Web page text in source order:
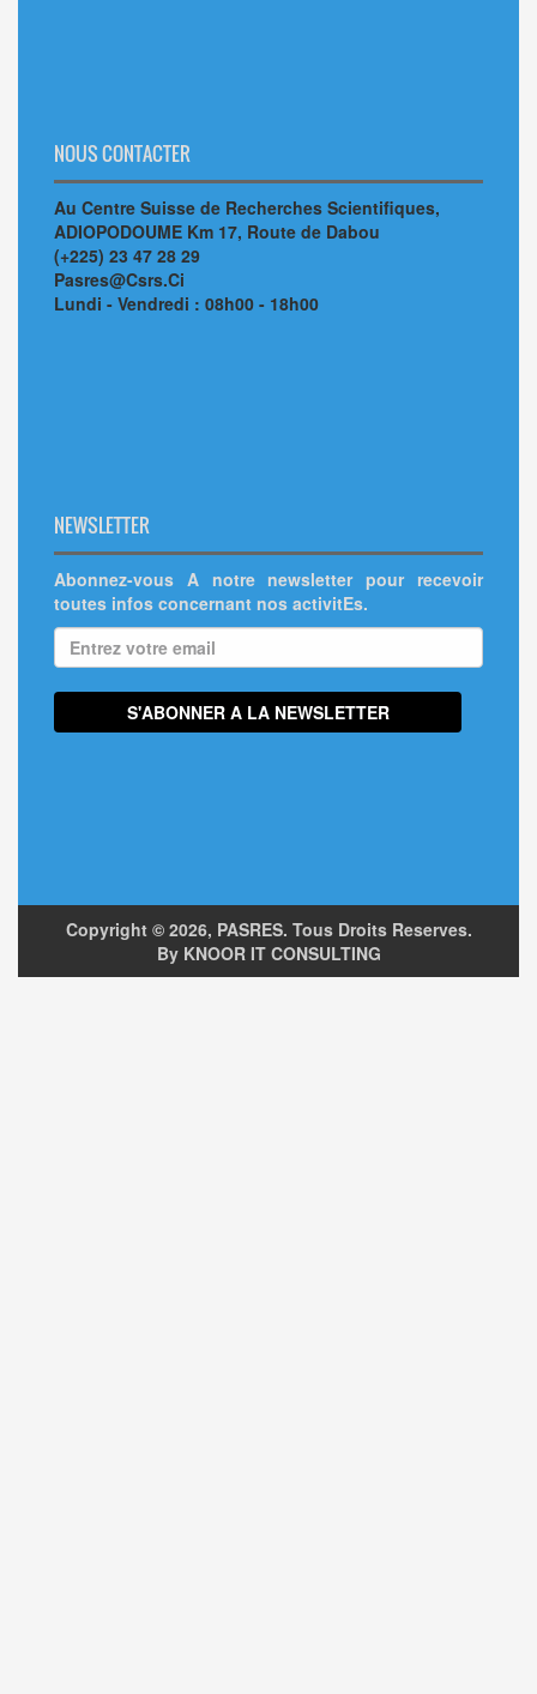
NOUS CONTACTER
Au Centre Suisse de Recherches Scientifiques,
ADIOPODOUME Km 17, Route de Dabou
(+225) 23 47 28 29
Pasres@Csrs.Ci
Lundi - Vendredi : 08h00 - 18h00
NEWSLETTER
Abonnez-vous A notre newsletter pour recevoir
toutes infos concernant nos activitEs.
Copyright © 2026, PASRES. Tous Droits Reserves.
By KNOOR IT CONSULTING